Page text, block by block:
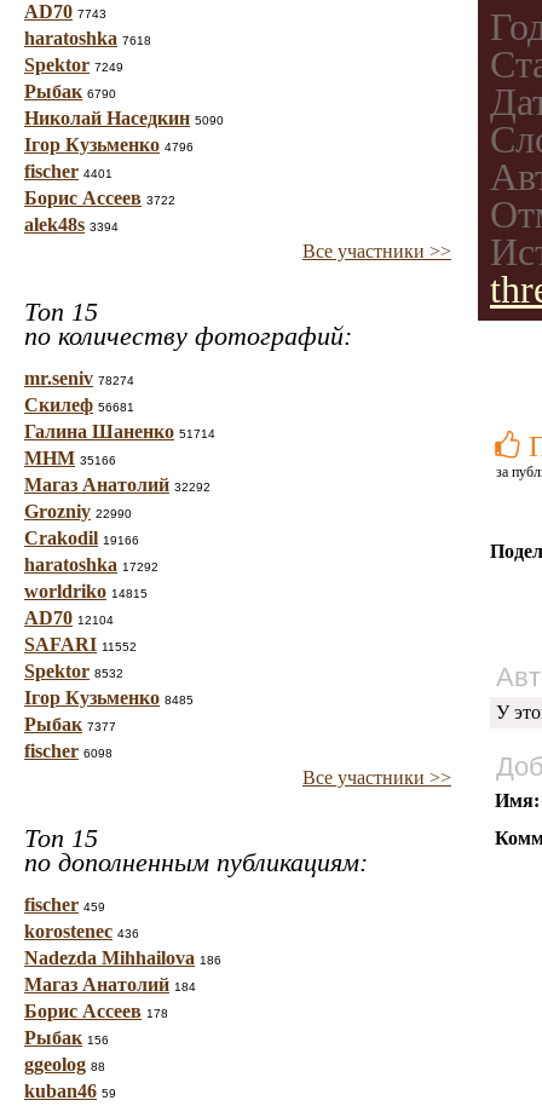
AD70 7743
haratoshka 7618
Spektor 7249
Рыбак 6790
Николай Наседкин 5090
Ігор Кузьменко 4796
fischer 4401
Борис Ассеев 3722
alek48s 3394
Все участники >>
Топ 15
по количеству фотографий:
mr.seniv 78274
Скилеф 56681
Галина Шаненко 51714
МНМ 35166
Магаз Анатолий 32292
Grozniy 22990
Crakodil 19166
haratoshka 17292
worldriko 14815
AD70 12104
SAFARI 11552
Spektor 8532
Ігор Кузьменко 8485
Рыбак 7377
fischer 6098
Все участники >>
Топ 15
по дополненным публикациям:
fischer 459
korostenec 436
Nadezda Mihhailova 186
Магаз Анатолий 184
Борис Ассеев 178
Рыбак 156
ggeolog 88
kuban46 59
за
У
Имя: